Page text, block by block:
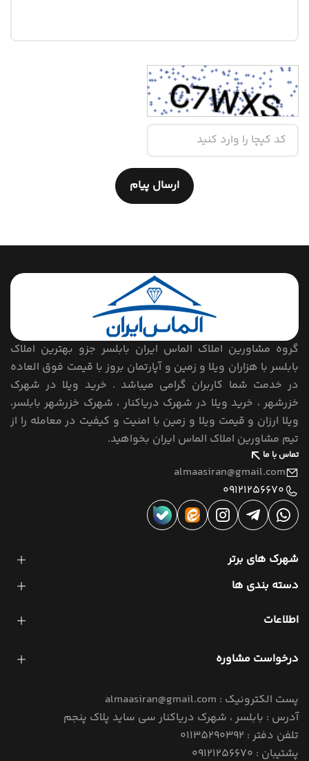
ارسال پیام
گروه مشاورین املاک الماس ایران بابلسر جزو بهترین املاک
بابلسر با هزاران ویلا و زمین و آپارتمان بروز با قیمت فوق العاده
در خدمت شما کاربران گرامی میباشد . خرید ویلا در شهرک
خزرشهر ، خرید ویلا در شهرک دریاکنار ، شهرک خزرشهر بابلسر،
ویلا ارزان و قیمت ویلا و زمین با امنیت و کیفیت در معامله را از
تیم مشاورین املاک الماس ایران بخواهید.
تماس با ما
almaasiran@gmail.com
09121256670
شهرک های برتر
دسته بندی ها
اطلاعات
درخواست مشاوره
پست الکترونیک : almaasiran@gmail.com
آدرس : بابلسر ، شهرک دریاکنار سی ساید پلاک پنجم
تلفن دفتر : 01135290392
پشتیبان : 09121256670